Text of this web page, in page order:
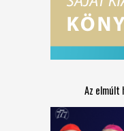
Az